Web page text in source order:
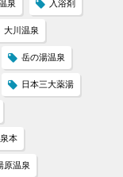
泉 入浴剤
大川温泉
岳の湯温泉
日本三大薬湯
本
原温泉